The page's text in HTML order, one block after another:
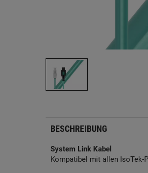
BESCHREIBUNG
System Link Kabel
Kompatibel mit allen IsoTek-